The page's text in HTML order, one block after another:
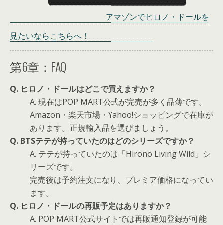
アマゾンでヒロノ・ドールを
見たいならこちらへ！
第6章：FAQ
Q. ヒロノ・ドールはどこで買えますか？
A. 現在はPOP MART公式が完売が多く品薄です。
Amazon・楽天市場・Yahoo!ショッピングで在庫が
あります。正規輸入品を選びましょう。
Q. BTSテテが持っていたのはどのシリーズですか？
A. テテが持っていたのは「Hirono Living Wild」シ
リーズです。
完売後は予約注文になり、プレミア価格になってい
ます。
Q. ヒロノ・ドールの再販予定はありますか？
A. POP MART公式サイトでは再販通知登録が可能